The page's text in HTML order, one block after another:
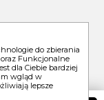
do zbierania
Funkcjonalne
dla Ciebie bardziej
wgląd w
lepsze